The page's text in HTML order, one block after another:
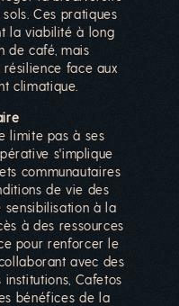
Ces pratiques
la viabilité à long
de café, mais
face aux
climatique.
limite pas à ses
s'implique
communautaires
de vie des
sensibilisation à la
à des ressources
pour renforcer le
avec des
Cafetos
bénéfices de la